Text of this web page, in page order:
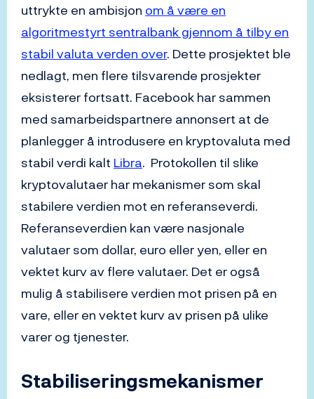
uttrykte en ambisjon om å være en
algoritmestyrt sentralbank gjennom å tilby en
stabil valuta verden over. Dette prosjektet ble
nedlagt, men flere tilsvarende prosjekter
eksisterer fortsatt. Facebook har sammen
med samarbeidspartnere annonsert at de
planlegger å introdusere en kryptovaluta med
stabil verdi kalt Libra. Protokollen til slike
kryptovalutaer har mekanismer som skal
stabilere verdien mot en referanseverdi.
Referanseverdien kan være nasjonale
valutaer som dollar, euro eller yen, eller en
vektet kurv av flere valutaer. Det er også
mulig å stabilisere verdien mot prisen på en
vare, eller en vektet kurv av prisen på ulike
varer og tjenester.
Stabiliseringsmekanismer